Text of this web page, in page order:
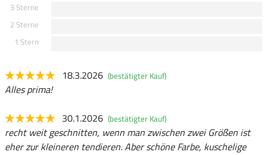
3 Sterne
2 Sterne
1 Stern
18.3.2026 (bestätigter Kauf)
Alles prima!
30.1.2026 (bestätigter Kauf)
recht weit geschnitten, wenn man zwischen zwei Größen ist
eher zur kleineren tendieren. Aber schöne Farbe, kuschelige